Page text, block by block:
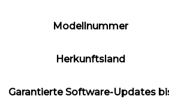
Modellnummer
Herkunftsland
Garantierte Software-Updates